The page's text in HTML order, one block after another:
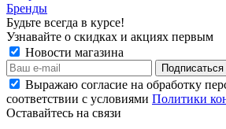
Бренды
Будьте всегда в курсе!
Узнавайте о скидках и акциях первым
Новости магазина
Выражаю согласие на обработку
соответствии с условиями Политики
Оставайтесь на связи